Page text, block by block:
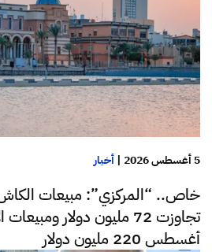
5 أغسطس 2026 | أخبار
خاص.. “المركزي”: مبيعات الكاش
تجاوزت 72 مليون دولار
أغسطس 220 مليون دولار